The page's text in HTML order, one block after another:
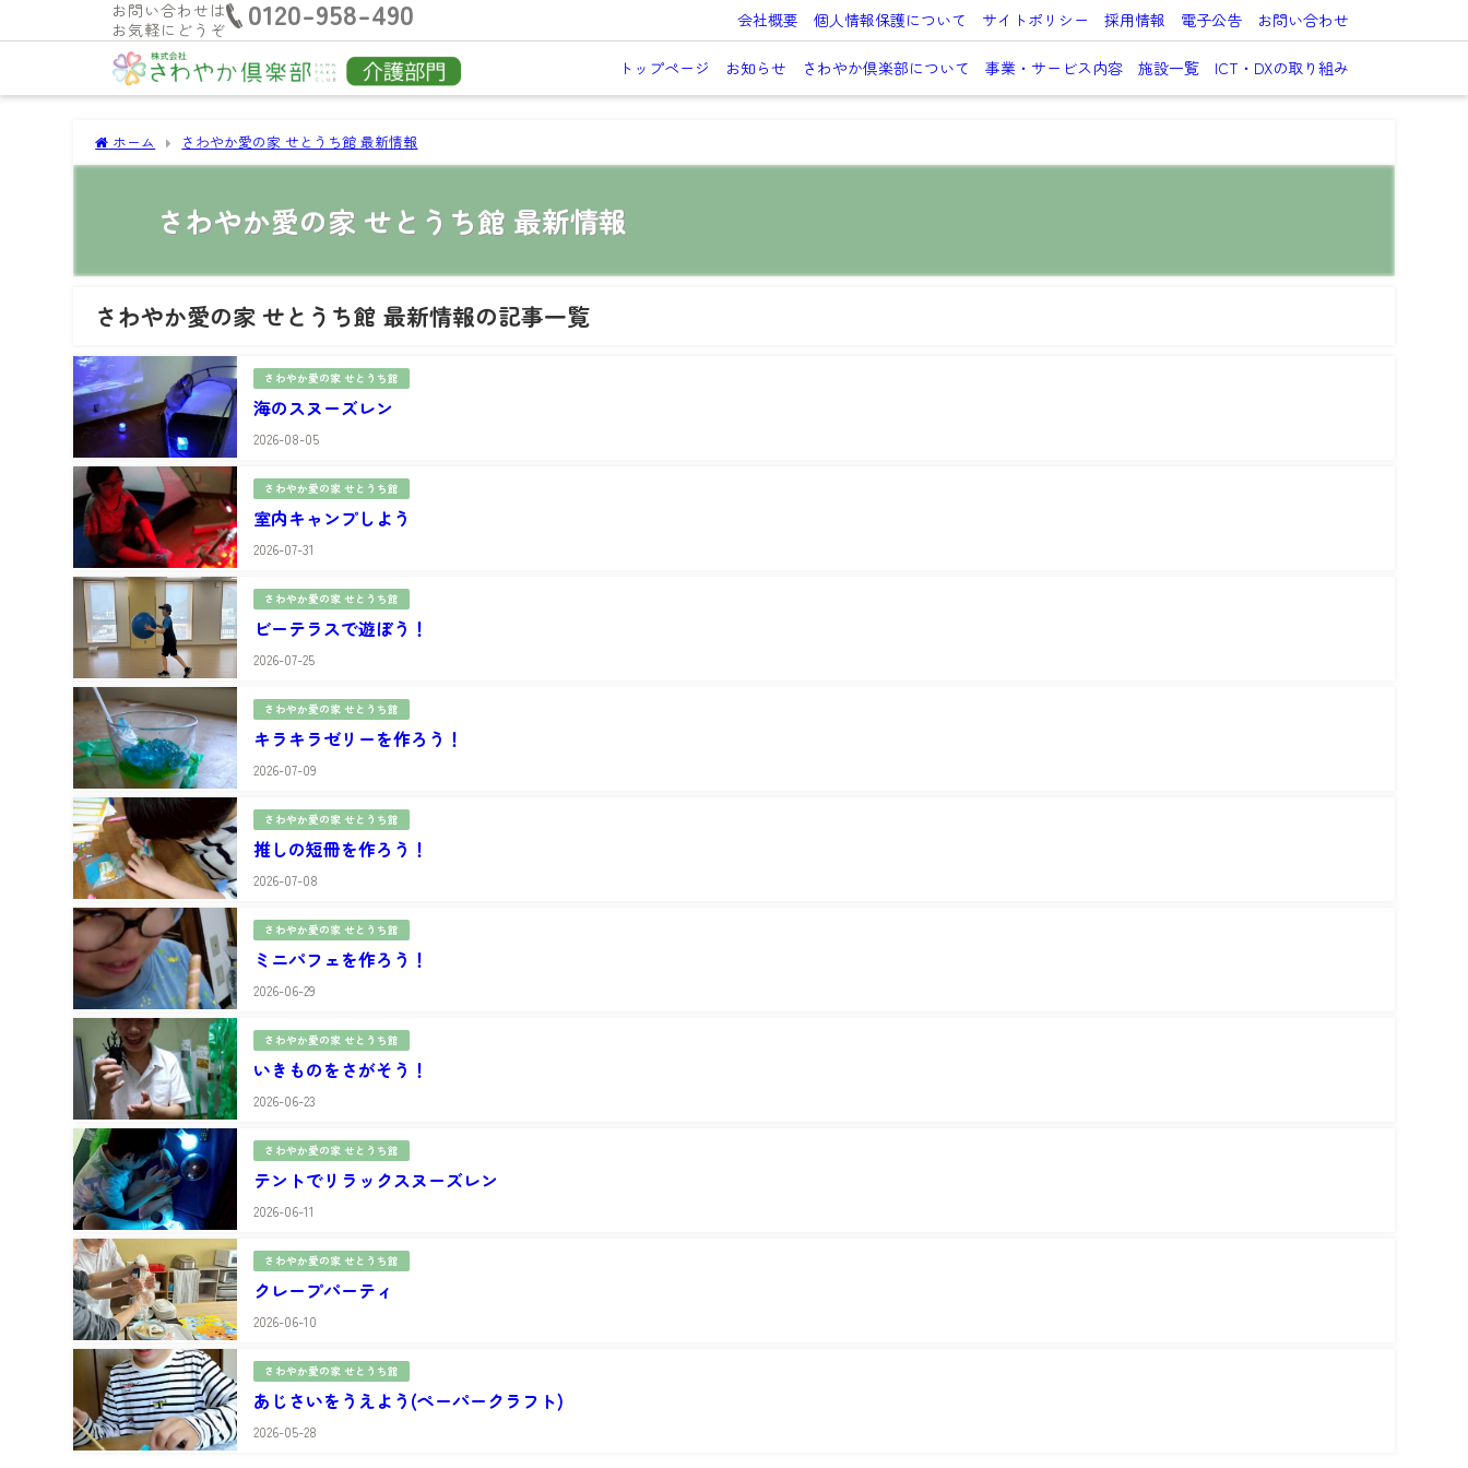
お問い合わせは
お気軽にどうぞ
0120-958-490 会社概要 個人情報保護について サイトポリシー 採用情報 電子公告 お問い合わせ
トップページ お知らせ さわやか倶楽部について 事業・サービス内容 施設一覧 ICT・DXの取り組み
ホーム さわやか愛の家 せとうち館 最新情報
さわやか愛の家 せとうち館 最新情報
さわやか愛の家 せとうち館 最新情報の記事一覧
さわやか愛の家 せとうち館
海のスヌーズレン
2026-08-05
さわやか愛の家 せとうち館
室内キャンプしよう
2026-07-31
さわやか愛の家 せとうち館
ビーテラスで遊ぼう！
2026-07-25
さわやか愛の家 せとうち館
キラキラゼリーを作ろう！
2026-07-09
さわやか愛の家 せとうち館
推しの短冊を作ろう！
2026-07-08
さわやか愛の家 せとうち館
ミニパフェを作ろう！
2026-06-29
さわやか愛の家 せとうち館
いきものをさがそう！
2026-06-23
さわやか愛の家 せとうち館
テントでリラックスヌーズレン
2026-06-11
さわやか愛の家 せとうち館
クレープパーティ
2026-06-10
さわやか愛の家 せとうち館
あじさいをうえよう(ペーパークラフト)
2026-05-28